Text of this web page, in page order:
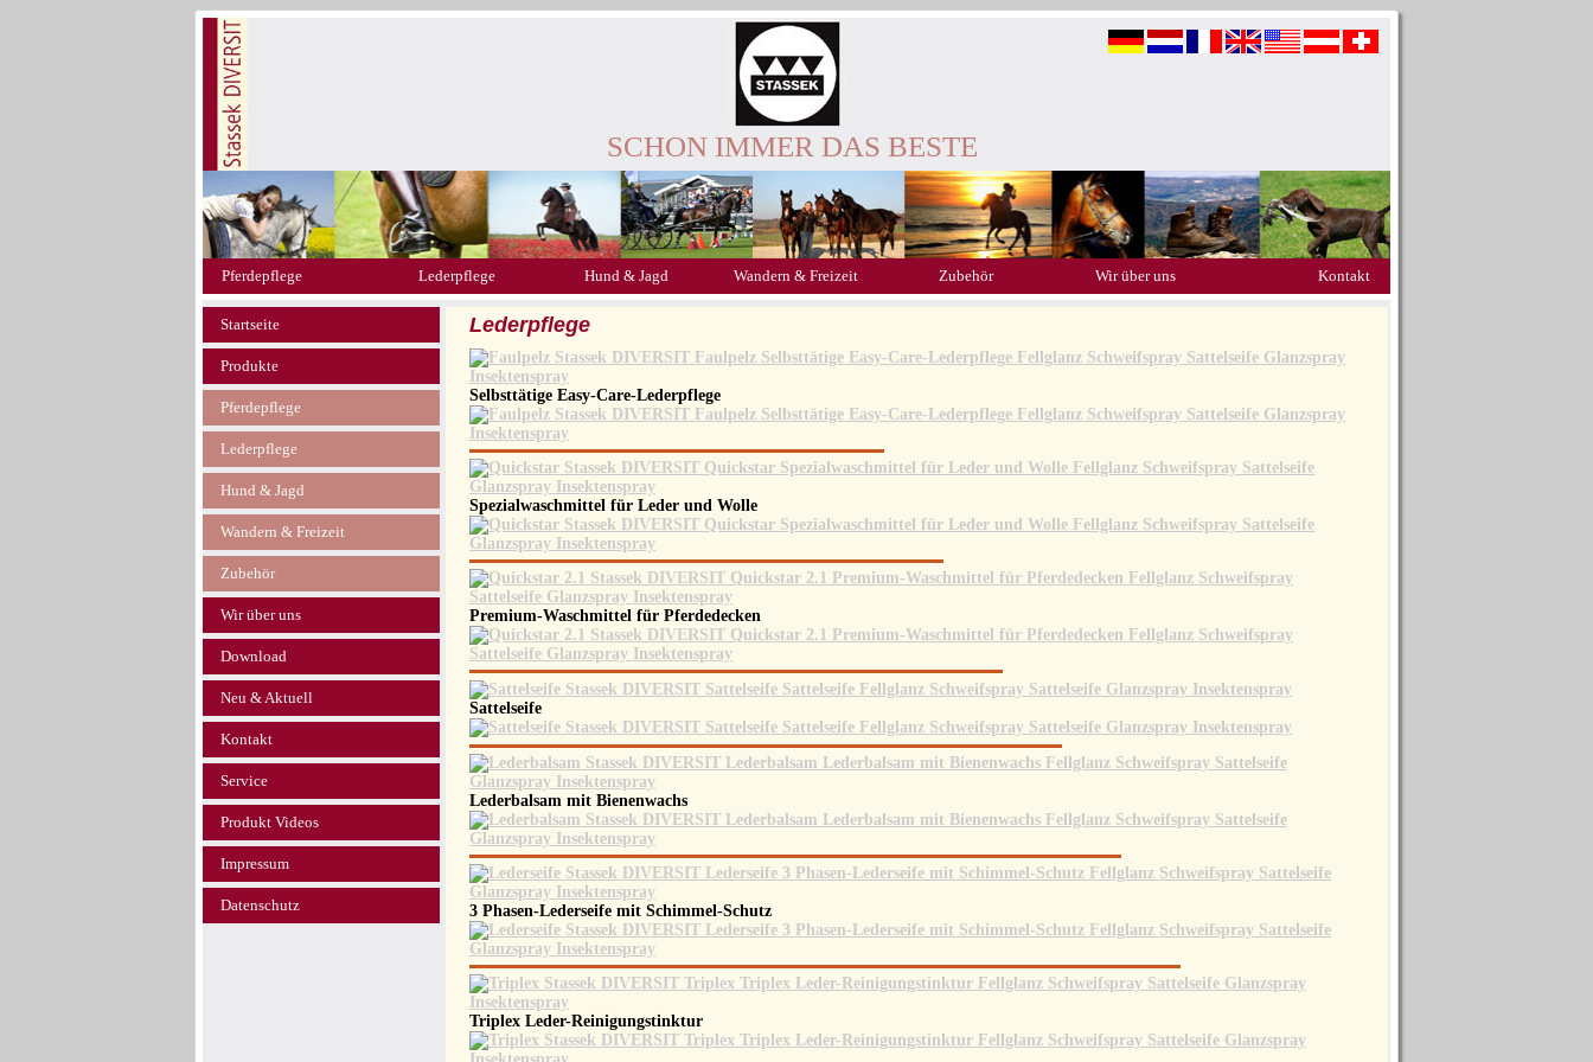
SCHON IMMER DAS BESTE
Pferdepflege Lederpflege Hund & Jagd Wandern & Freizeit Zubehör Wir über uns Kontakt
Startseite
Produkte
Pferdepflege
Lederpflege
Hund & Jagd
Wandern & Freizeit
Zubehör
Wir über uns
Download
Neu & Aktuell
Kontakt
Service
Produkt Videos
Impressum
Datenschutz
Lederpflege
Selbsttätige Easy-Care-Lederpflege
Spezialwaschmittel für Leder und Wolle
Premium-Waschmittel für Pferdedecken
Sattelseife
Lederbalsam mit Bienenwachs
3 Phasen-Lederseife mit Schimmel-Schutz
Triplex Leder-Reinigungstinktur